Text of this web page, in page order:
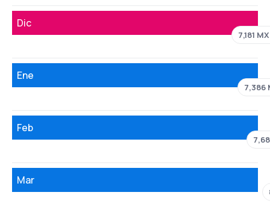
Dic
7,181
Ene
7,386
Feb
Mar